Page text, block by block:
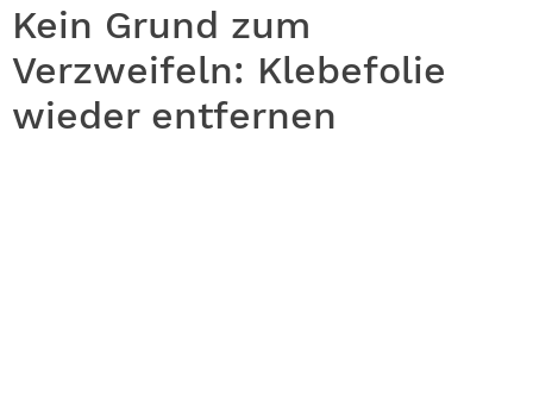
Kein Grund zum
Verzweifeln: Klebefolie
wieder entfernen